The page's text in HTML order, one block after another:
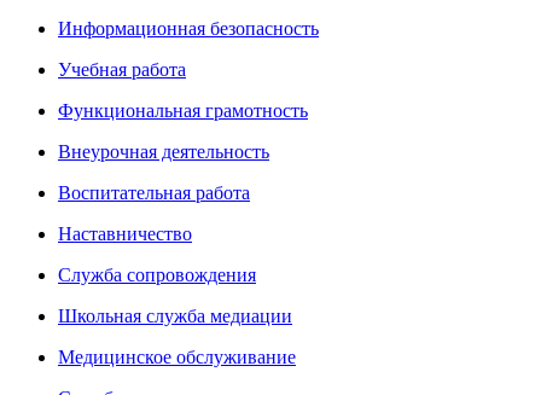
Информационная безопасность
Учебная работа
Функциональная грамотность
Внеурочная деятельность
Воспитательная работа
Наставничество
Служба сопровождения
Школьная служба медиации
Медицинское обслуживание